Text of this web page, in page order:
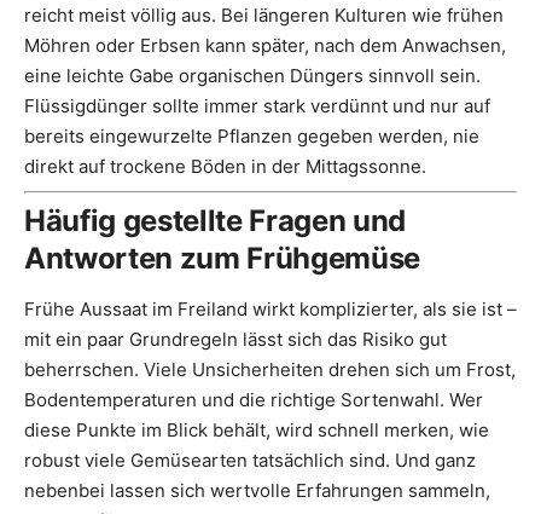
reicht meist völlig aus. Bei längeren Kulturen wie frühen
Möhren oder Erbsen kann später, nach dem Anwachsen,
eine leichte Gabe organischen Düngers sinnvoll sein.
Flüssigdünger sollte immer stark verdünnt und nur auf
bereits eingewurzelte Pflanzen gegeben werden, nie
direkt auf trockene Böden in der Mittagssonne.
Häufig gestellte Fragen und
Antworten zum Frühgemüse
Frühe Aussaat im Freiland wirkt komplizierter, als sie ist –
mit ein paar Grundregeln lässt sich das Risiko gut
beherrschen. Viele Unsicherheiten drehen sich um Frost,
Bodentemperaturen und die richtige Sortenwahl. Wer
diese Punkte im Blick behält, wird schnell merken, wie
robust viele Gemüsearten tatsächlich sind. Und ganz
nebenbei lassen sich wertvolle Erfahrungen sammeln,